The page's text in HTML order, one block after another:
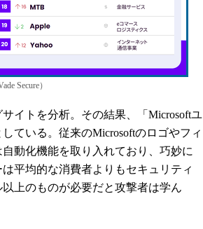
Secure）
イトを分析。その結果、「Microsoftユ
ている。従来のMicrosoftのロゴやフィ
動化機能を取り入れており、巧妙に
平均的な消費者よりもセキュリティ
上のものが必要だと攻撃者は学ん